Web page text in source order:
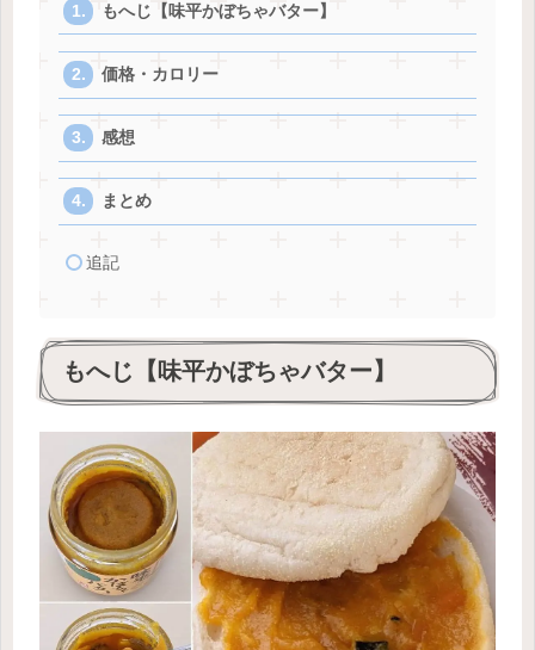
もへじ【味平かぼちゃバター】
価格・カロリー
感想
まとめ
追記
もへじ【味平かぼちゃバター】